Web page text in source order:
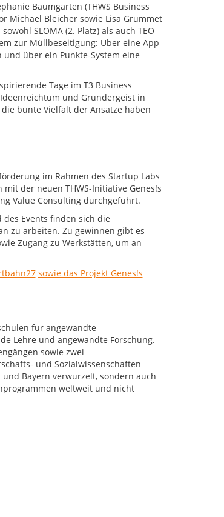
Baumgarten (THWS Business
Michael Bleicher sowie Lisa Grummet
SLOMA (2. Platz) als auch TEO
zur Müllbeseitigung: Über eine App
über ein Punkte-System eine
Tage im T3 Business
und Gründergeist in
bunte Vielfalt der Ansätze haben
im Rahmen des Startup Labs
der neuen THWS-Initiative Genes!s
Value Consulting durchgeführt.
Events finden sich die
zu arbeiten. Zu gewinnen gibt es
Zugang zu Werkstätten, um an
sowie das Projekt Genes!s
für angewandte
Lehre und angewandte Forschung.
sowie zwei
und Sozialwissenschaften
Bayern verwurzelt, sondern auch
weltweit und nicht